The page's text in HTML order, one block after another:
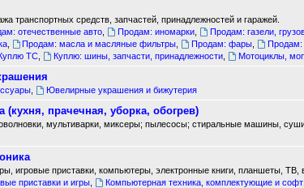
транспортных средств, запчастей, принадлежностей и гаражей.
отечественные авто Продам: иномарки Продам: газели,
, Продам: масла и масляные фильтры Продам: фары Продам:
ТС Куплю: шины, запчасти, принадлежности Мотоциклы,
Ювелирные украшения и бижутерия
(кухня, прачечная, уборка, обогрев)
мультиварки, миксеры; пылесосы; стиральные машины,
игровые приставки, компьютеры, электронные книги, планшеты, ТВ,
приставки и игры Компьютерная техника, комплектующие и софт